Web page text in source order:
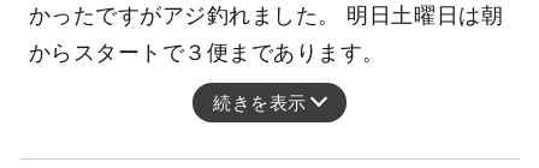
かったですがアジ釣れました。 明日土曜日は朝
からスタートで３便まであります。
続きを表示